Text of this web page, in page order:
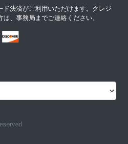
ド決済がご利用いただけます。クレジ
、事務局までご連絡ください。